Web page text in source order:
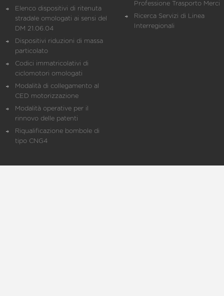
Elenco dispositivi di ritenuta
stradale omologati ai sensi del
DM 21.06.04
Dispositivi riduzioni di massa
particolato
Codici immatricolativi di
ciclomotori omologati
Modalità di collegamento al
CED motorizzazione
Modalità operative per il
rinnovo delle patenti
Riqualificazione bombole di
tipo CNG4
Professione Trasporto Merci
Ricerca Servizi di Linea
Interregionali